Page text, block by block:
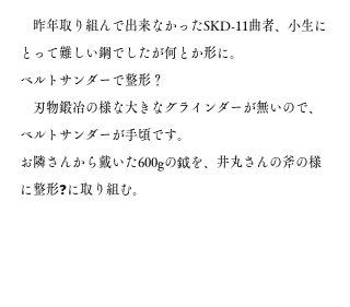
昨年取り組んで出来なかったSKD-11曲者、小生に
とって難しい鋼でしたが何とか形に。
ベルトサンダーで整形？
刃物鍛冶の様な大きなグラインダーが無いので、
ベルトサンダーが手頃です。
お隣さんから戴いた600gの鉞を、井丸さんの斧の様
に整形❓に取り組む。